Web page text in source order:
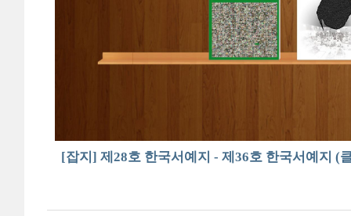
[잡지] 제28호 한국서예지 - 제36호 한국서예지 (